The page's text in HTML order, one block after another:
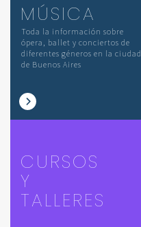
MÚSICA
Toda la información sobre
ópera, ballet y conciertos de
diferentes géneros en la ciudad
de Buenos Aires
CURSOS
Y
TALLERES